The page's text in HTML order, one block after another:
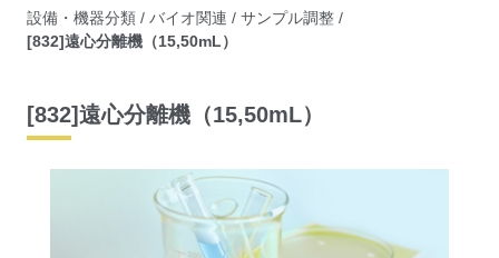
設備・機器分類 / バイオ関連 / サンプル調整 /
[832]遠心分離機（15,50mL）
[832]遠心分離機（15,50mL）